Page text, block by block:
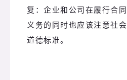
复：企业和公司在履行合同
义务的同时也应该注意社会
道德标准。